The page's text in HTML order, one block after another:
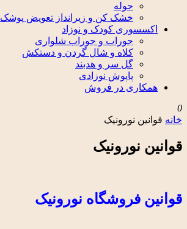
حوله
خشک کن و زیرانداز تعویض پوشک
اکسسوری کودک و نوزاد
جوراب و جوراب شلواری
کلاه و شال گردن و دستکش
گل سر و هدبند
پاپوش نوزادی
همکاری در فروش
0
خانه قوانین نورونیک
قوانین نورونیک
قوانین فروشگاه نورونیک